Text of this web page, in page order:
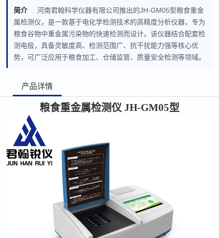
简介
河南君翰科学仪器有限公司推出的JH-GM05型粮食重金
属检测仪，是一款基于电化学检测技术的高精度分析仪器，专为
粮食谷物中重金属污染物的快速检测而设计。该仪器结合配套检
测电极，具备灵敏度高、检测范围广、抗干扰能力强等核心优
势，可广泛应用于粮食加工、仓储监管、质量安全检测等领域。
产品详情
粮食重金属检测仪 JH-GM05型